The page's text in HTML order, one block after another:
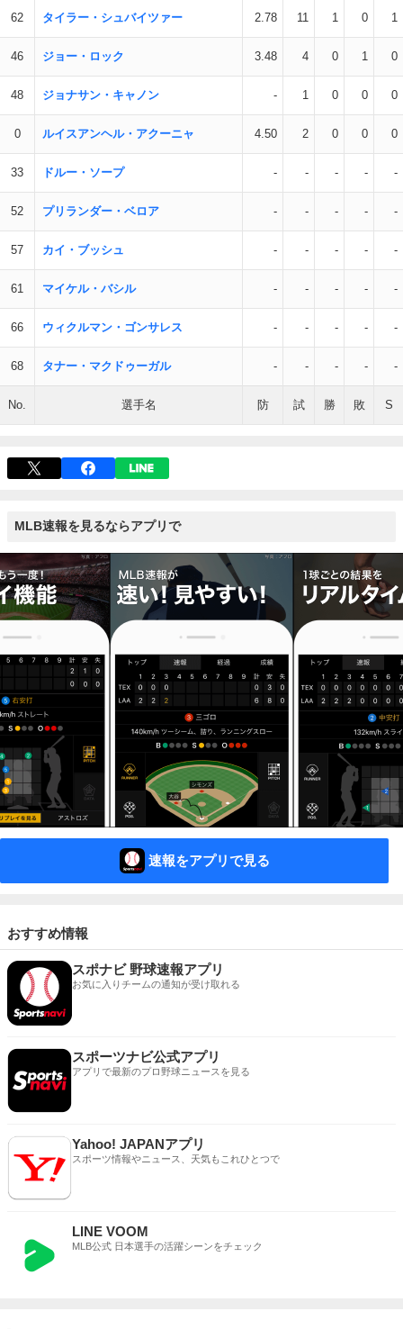
62 タイラー・シュバイツァー 2.78 11 1 0 1
46 ジョー・ロック 3.48 4 0 1 0
48 ジョナサン・キャノン - 1 0 0 0
0 ルイスアンヘル・アクーニャ 4.50 2 0 0 0
33 ドルー・ソープ - - - - -
52 プリランダー・ベロア - - - - -
57 カイ・ブッシュ - - - - -
61 マイケル・バシル - - - - -
66 ウィクルマン・ゴンサレス - - - - -
68 タナー・マクドゥーガル - - - - -
No. 選手名 防 試 勝 敗 S
MLB速報を見るならアプリで
速報をアプリで見る
おすすめ情報
スポナビ 野球速報アプリ
お気に入りチームの通知が受け取れる
スポーツナビ公式アプリ
アプリで最新のプロ野球ニュースを見る
Yahoo! JAPANアプリ
スポーツ情報やニュース、天気もこれひとつで
LINE VOOM
MLB公式 日本選手の活躍シーンをチェック